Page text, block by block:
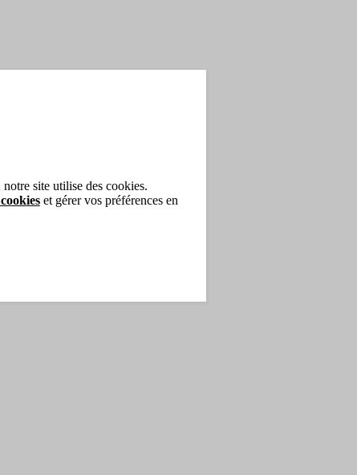
site utilise des cookies.
et gérer vos préférences en